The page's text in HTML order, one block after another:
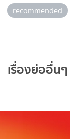
recommended
เรื่องย่ออื่นๆ